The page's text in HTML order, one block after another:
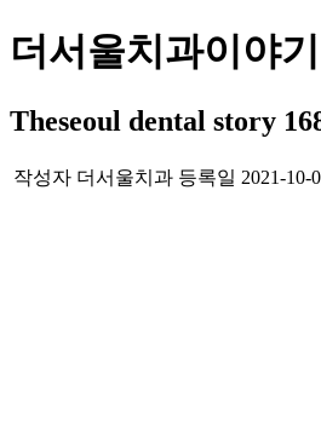
더서울치과이야기
Theseoul dental story
작성자 더서울치과 등록일 2021-10-